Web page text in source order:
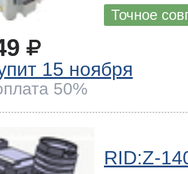
Точное
15 ноября
50%
RID:Z-